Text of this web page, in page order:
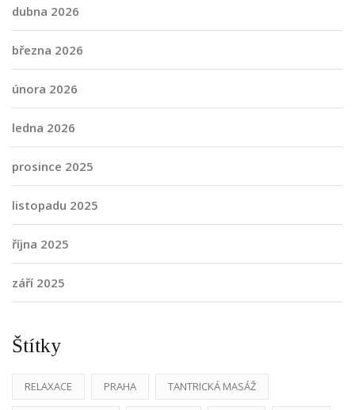
dubna 2026
března 2026
února 2026
ledna 2026
prosince 2025
listopadu 2025
října 2025
září 2025
Štítky
RELAXACE PRAHA TANTRICKÁ MASÁŽ